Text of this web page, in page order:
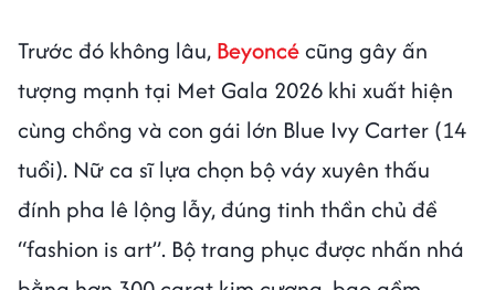
Trước đó không lâu, Beyoncécũng gây ấn
tượng mạnh tại Met Gala 2026 khi xuất hiện
cùng chồng và con gái lớn Blue Ivy Carter (14
tuổi). Nữ ca sĩ lựa chọn bộ váy xuyên thấu
đính pha lê lộng lẫy, đúng tinh thần chủ đề
“fashion is art”. Bộ trang phục được nhấn nhá